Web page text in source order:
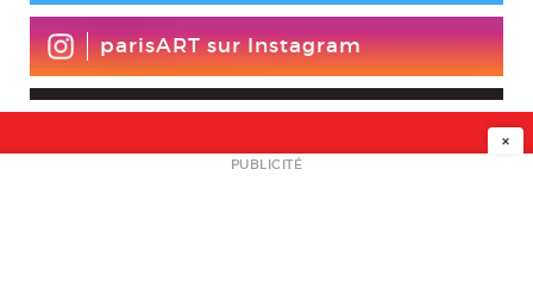
parisART sur Instagram
NEWSLETTER
×
PUBLICITÉ